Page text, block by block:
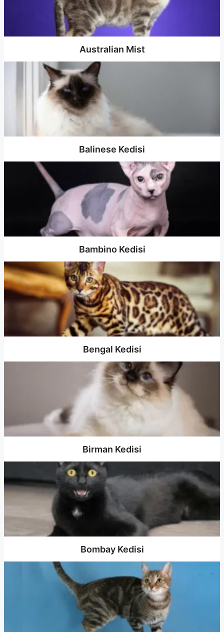
Australian Mist
Balinese Kedisi
Bambino Kedisi
Bengal Kedisi
Birman Kedisi
Bombay Kedisi